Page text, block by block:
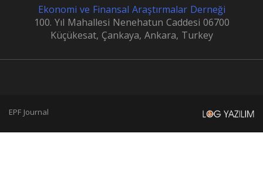
Ekonomi ve Finansal Araştırmalar Derneği
100. Yıl Mahallesi Nenehatun Caddesi 06700
Küçükesat, Çankaya, Ankara, Turkey
EPF Journal